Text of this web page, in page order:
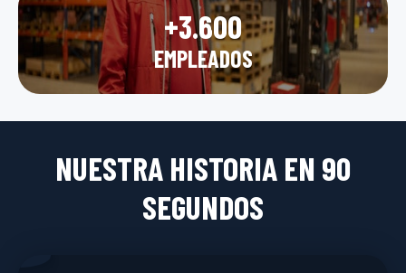
+3.600
EMPLEADOS
NUESTRA HISTORIA EN 90
SEGUNDOS